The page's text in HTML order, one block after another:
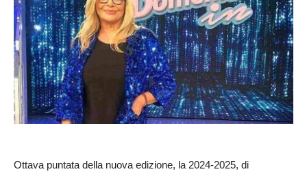
Ottava puntata della nuova edizione, la 2024-2025, di